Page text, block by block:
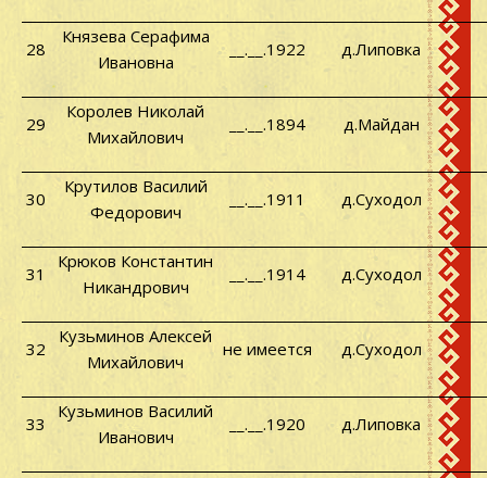
28
Князева Серафима
Ивановна
__.__.1922 д.Липовка
29
Королев Николай
Михайлович
__.__.1894 д.Майдан
30
Крутилов Василий
Федорович
__.__.1911 д.Суходол
31
Крюков Константин
Никандрович
__.__.1914 д.Суходол
32
Кузьминов Алексей
Михайлович
не имеется д.Суходол
33
Кузьминов Василий
Иванович
__.__.1920 д.Липовка